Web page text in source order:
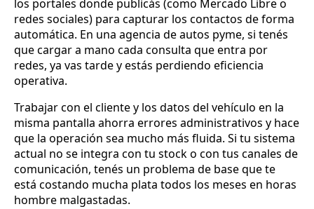
los portales donde publicás (como Mercado Libre o
redes sociales) para capturar los contactos de forma
automática. En una agencia de autos pyme, si tenés
que cargar a mano cada consulta que entra por
redes, ya vas tarde y estás perdiendo eficiencia
operativa.
Trabajar con el cliente y los datos del vehículo en la
misma pantalla ahorra errores administrativos y hace
que la operación sea mucho más fluida. Si tu sistema
actual no se integra con tu stock o con tus canales de
comunicación, tenés un problema de base que te
está costando mucha plata todos los meses en horas
hombre malgastadas.